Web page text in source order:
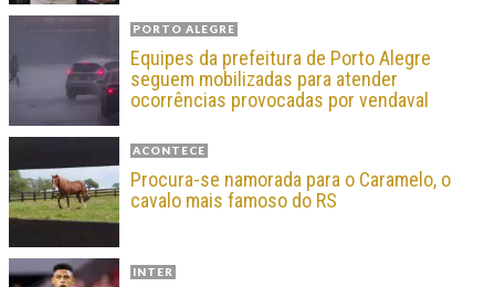
PORTO ALEGRE
Equipes da prefeitura de Porto Alegre
seguem mobilizadas para atender
ocorrências provocadas por vendaval
ACONTECE
Procura-se namorada para o Caramelo, o
cavalo mais famoso do RS
INTER